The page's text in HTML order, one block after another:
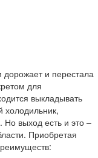
и перестала
для
выкладывать
холодильник,
выход есть и это –
Приобретая